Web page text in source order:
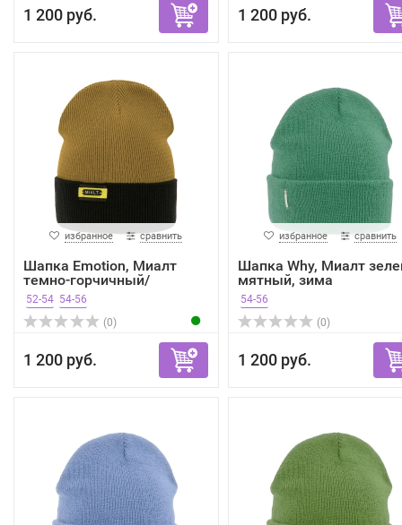
1 200 руб. 1 200 руб.
избранное сравнить
Шапка Emotion, Миалт
темно-горчичный/
черный...
52-54 54-56
(0)
1 200 руб.
избранное сравнить
Шапка Why, Миалт
мятный, зима
54-56
(0)
1 200 руб.